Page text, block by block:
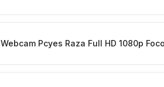
Webcam Pcyes Raza Full HD 1080p